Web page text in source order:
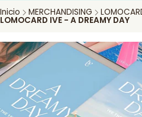
Inicio MERCHANDISING
LOMOCARD IVE - A DREAMY DAY